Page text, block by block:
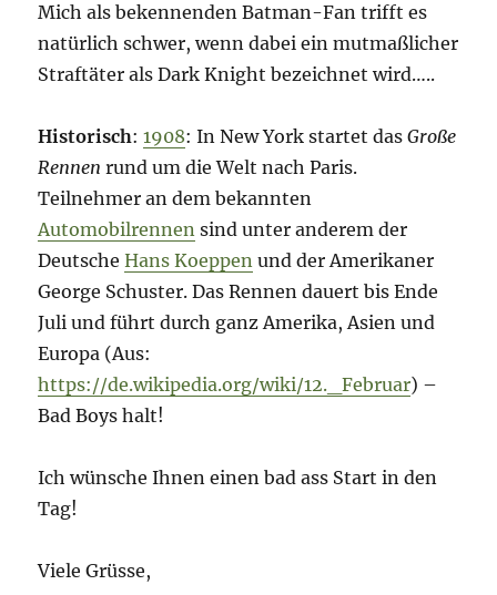
Mich als bekennenden Batman-Fan trifft es
natürlich schwer, wenn dabei ein mutmaßlicher
Straftäter als Dark Knight bezeichnet wird…..
Historisch:1908: In New York startet dasGroße
Rennen rund um die Welt nach Paris.
Teilnehmer an dem bekannten
Automobilrennen sind unter anderem der
DeutscheHans Koeppen und der Amerikaner
George Schuster. Das Rennen dauert bis Ende
Juli und führt durch ganz Amerika, Asien und
Europa (Aus:
https://de.wikipedia.org/wiki/12._Februar) –
Bad Boys halt!
Ich wünsche Ihnen einen bad ass Start in den
Tag!
Viele Grüsse,